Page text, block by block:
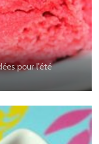
pour l'été